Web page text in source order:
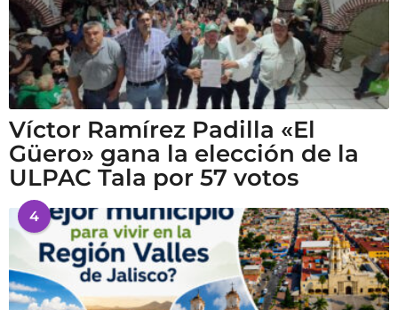
Víctor Ramírez Padilla «El
Güero» gana la elección de la
ULPAC Tala por 57 votos
4